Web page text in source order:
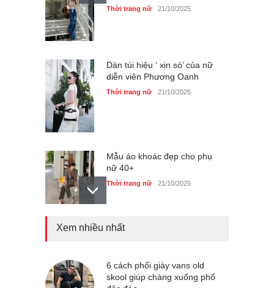
diễn viên Phương Oanh
nữ 40+
Truy tìm thông tin áo bra
‘không lộ viền’ của nữ idol
Ning Ning
phụ nữ Pháp tin dùng
Thời trang nữ 14/10/2025
Xem nhiều nhất
6 cách phối giày vans old
skool giúp chàng xuống phố